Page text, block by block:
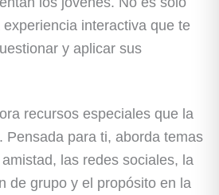
interactiva que te
y aplicar sus
recursos especiales que la
Pensada para ti, aborda temas
las redes sociales, la
de grupo y el propósito en la